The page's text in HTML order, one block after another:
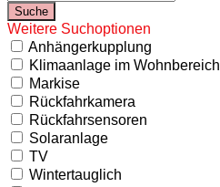
Weitere Suchoptionen
Anhängerkupplung
Klimaanlage im Wohnbereich
Markise
Rückfahrkamera
Rückfahrsensoren
Solaranlage
TV
Wintertauglich